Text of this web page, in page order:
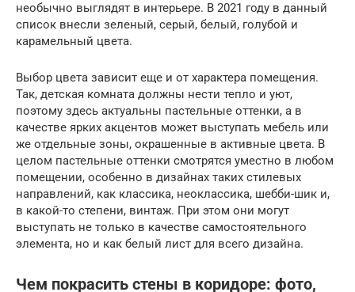
необычно выглядят в интерьере. В 2021 году в данный
список внесли зеленый, серый, белый, голубой и
карамельный цвета.
Выбор цвета зависит еще и от характера помещения.
Так, детская комната должны нести тепло и уют,
поэтому здесь актуальны пастельные оттенки, а в
качестве ярких акцентов может выступать мебель или
же отдельные зоны, окрашенные в активные цвета. В
целом пастельные оттенки смотрятся уместно в любом
помещении, особенно в дизайнах таких стилевых
направлений, как классика, неоклассика, шебби-шик и,
в какой-то степени, винтаж. При этом они могут
выступать не только в качестве самостоятельного
элемента, но и как белый лист для всего дизайна.
Чем покрасить стены в коридоре: фото,